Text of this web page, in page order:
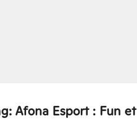
Afona Esport : Fun et